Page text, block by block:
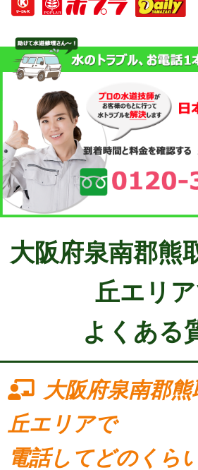
大阪府泉南郡熊
丘エリ
よくある
大阪府泉南郡
丘エリアで
電話してどのくら